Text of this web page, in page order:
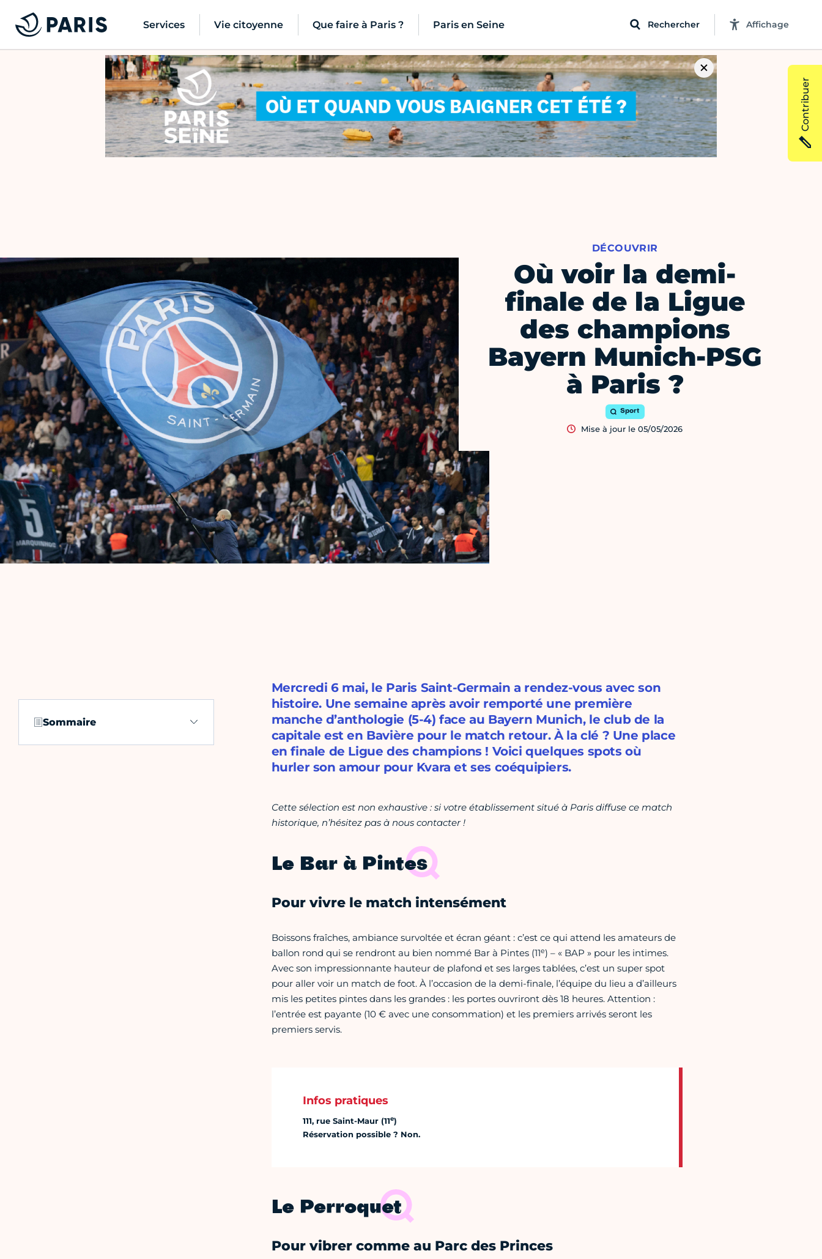
Services Vie citoyenne Que faire à Paris ? Paris en Seine Rechercher Affichage
Où voir la demi-
finale de la Ligue
des champions
Bayern Munich-PSG
à Paris ?
DÉCOUVRIR
Sport
Mise à jour le 05/05/2026
Sommaire
Mercredi 6 mai, le Paris Saint-Germain a rendez-vous avec son
histoire. Une semaine après avoir remporté une première
manche d’anthologie (5-4) face au Bayern Munich, le club de la
capitale est en Bavière pour le match retour. À la clé ? Une place
en finale de Ligue des champions ! Voici quelques spots où
hurler son amour pour Kvara et ses coéquipiers.
Cette sélection est non exhaustive : si votre établissement situé à Paris diffuse ce match
historique, n’hésitez pas à nous contacter !
Le Bar à Pintes
Pour vivre le match intensément
Boissons fraîches, ambiance survoltée et écran géant : c’est ce qui attend les amateurs de
ballon rond qui se rendront au bien nommé Bar à Pintes (11e) – « BAP » pour les intimes.
Avec son impressionnante hauteur de plafond et ses larges tablées, c’est un super spot
pour aller voir un match de foot. À l’occasion de la demi-finale, l’équipe du lieu a d’ailleurs
mis les petites pintes dans les grandes : les portes ouvriront dès 18 heures. Attention :
l’entrée est payante (10 € avec une consommation) et les premiers arrivés seront les
premiers servis.
Infos pratiques
111, rue Saint-Maur (11e)
Réservation possible ? Non.
Le Perroquet
Pour vibrer comme au Parc des Princes
Contribuer